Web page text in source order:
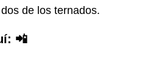
de los ternados.
📲